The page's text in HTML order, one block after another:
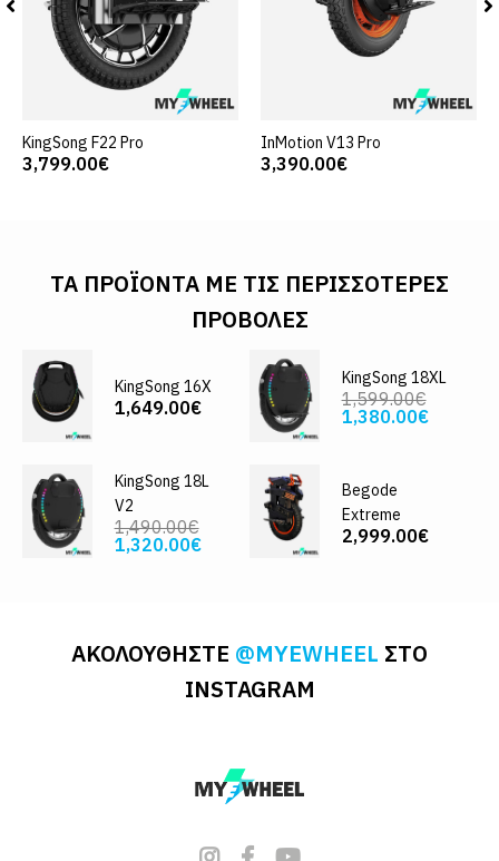
KingSong F22 Pro
3,799.00€
InMotion V13 Pro
3,390.00€
ΤΑ ΠΡΟΪΌΝΤΑ ΜΕ ΤΙΣ ΠΕΡΙΣΣΌΤΕΡΕΣ
ΠΡΟΒΟΛΈΣ
KingSong 16X
1,649.00€
KingSong 18XL
1,599.00€
1,380.00€
KingSong 18L
V2
1,490.00€
1,320.00€
Begode
Extreme
2,999.00€
ΑΚΟΛΟΥΘΗΣΤΕ @MYEWHEEL ΣΤΟ
INSTAGRAM